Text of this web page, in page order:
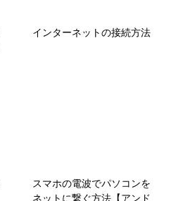
インターネットの接続方法
スマホの電波でパソコンを
ネットに繋ぐ方法【アンド